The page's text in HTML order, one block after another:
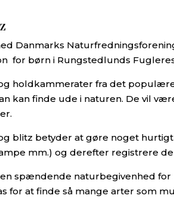
Danmarks
for børn i Rungstedlunds
holdkammerater fra det
kan finde ude i naturen. De vil
blitz betyder at gøre noget
mm.) og derefter registrere
spændende naturbegivenhed
for at finde så mange arter som